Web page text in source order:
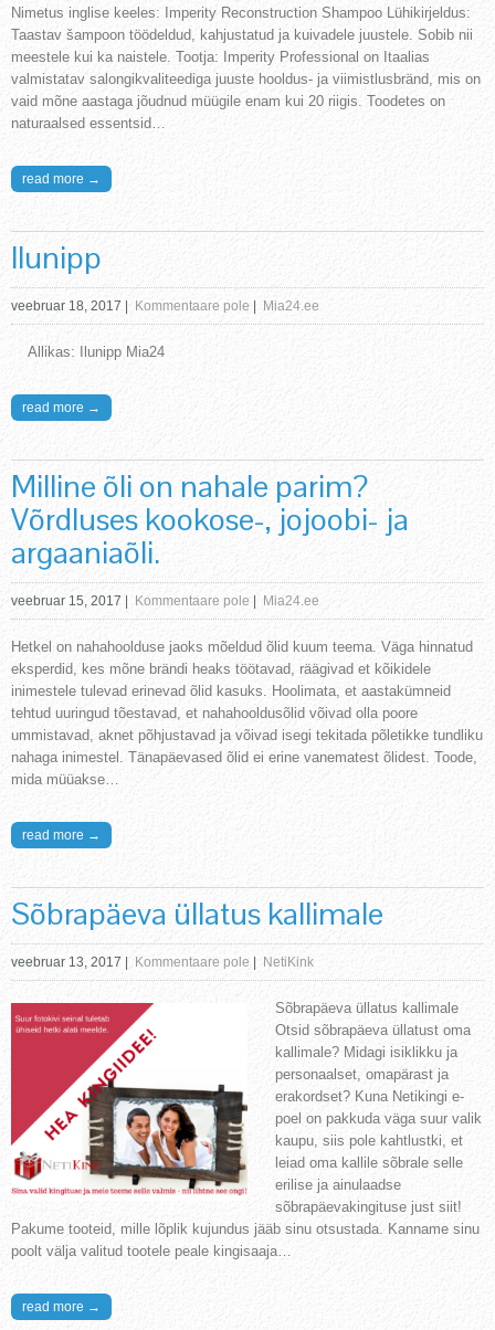
Nimetus inglise keeles: Imperity Reconstruction Shampoo Lühikirjeldus:
Taastav šampoon töödeldud, kahjustatud ja kuivadele juustele. Sobib nii
meestele kui ka naistele. Tootja: Imperity Professional on Itaalias
valmistatav salongikvaliteediga juuste hooldus- ja viimistlusbränd, mis on
vaid mõne aastaga jõudnud müügile enam kui 20 riigis. Toodetes on
naturaalsed essentsid…
read more →
Ilunipp
veebruar 18, 2017 Kommentaare pole Mia24.ee
Allikas: Ilunipp Mia24
read more →
Milline õli on nahale parim?
Võrdluses kookose-, jojoobi- ja
argaaniaõli.
veebruar 15, 2017 Kommentaare pole Mia24.ee
Hetkel on nahahoolduse jaoks mõeldud õlid kuum teema. Väga hinnatud
eksperdid, kes mõne brändi heaks töötavad, räägivad et kõikidele
inimestele tulevad erinevad õlid kasuks. Hoolimata, et aastakümneid
tehtud uuringud tõestavad, et nahahooldusõlid võivad olla poore
ummistavad, aknet põhjustavad ja võivad isegi tekitada põletikke tundliku
nahaga inimestel. Tänapäevased õlid ei erine vanematest õlidest. Toode,
mida müüakse…
read more →
Sõbrapäeva üllatus kallimale
veebruar 13, 2017 Kommentaare pole NetiKink
Sõbrapäeva üllatus kallimale
Otsid sõbrapäeva üllatust oma
kallimale? Midagi isiklikku ja
personaalset, omapärast ja
erakordset? Kuna Netikingi e-
poel on pakkuda väga suur valik
kaupu, siis pole kahtlustki, et
leiad oma kallile sõbrale selle
erilise ja ainulaadse
sõbrapäevakingituse just siit!
Pakume tooteid, mille lõplik kujundus jääb sinu otsustada. Kanname sinu
poolt välja valitud tootele peale kingisaaja…
read more →